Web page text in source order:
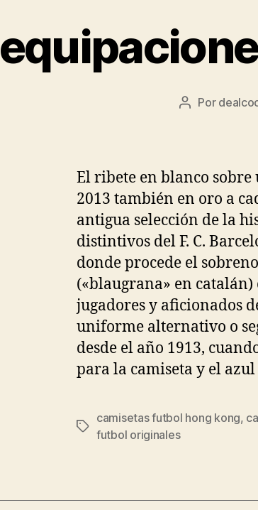
Autor
Por
El ribete en blanco sobre
2013 también en oro a
antigua selección de la
distintivos del F. C.
donde procede el
(«blaugrana» en catalán)
jugadores y aficionados
uniforme alternativo o
desde el año 1913,
para la camiseta y el
Etiquetas
camisetas futbol hong kong,
futbol originales